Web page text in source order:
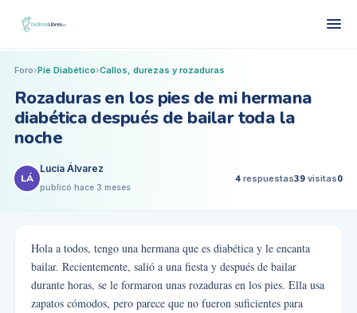
Foro›Pie Diabético›Callos, durezas y rozaduras
Rozaduras en los pies de mi hermana
diabética después de bailar toda la
noche
LÁ
Lucía Álvarez
publicó hace 3 meses
4 respuestas39 visitas0
Hola a todos, tengo una hermana que es diabética y le encanta
bailar. Recientemente, salió a una fiesta y después de bailar
durante horas, se le formaron unas rozaduras en los pies. Ella usa
zapatos cómodos, pero parece que no fueron suficientes para